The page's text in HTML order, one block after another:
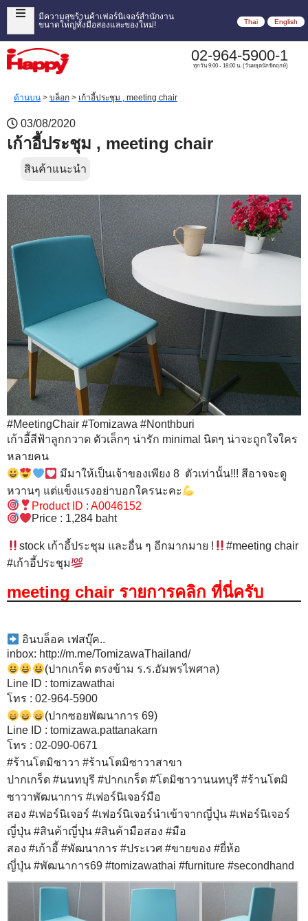
มีความสุขร้านค้าเฟอร์นิเจอร์สำนักงาน
ขนาดใหญ่ทั้งมือสองและของใหม่!
Thai English
02-964-5900-1
ทุกวัน 9:00 - 18:00 น. (วันหยุดนักขัตฤกษ์)
ด้านบน > บล็อก > เก้าอี้ประชุม , meeting chair
03/08/2020
เก้าอี้ประชุม , meeting chair
สินค้าแนะนำ
#MeetingChair #Tomizawa #Nonthburi
เก้าอี้สีฟ้าลูกกวาด ตัวเล็กๆ น่ารัก minimal นิดๆ น่าจะถูกใจใคร
หลายคน
มีมาให้เป็นเจ้าของเพียง 8 ตัวเท่านั้น!!! สีอาจจะดู
หวานๆ แต่แข็งแรงอย่าบอกใครนะคะ
Product ID : A0046152
Price : 1,284 baht
stock เก้าอี้ประชุม และอื่น ๆ อีกมากมาย !
#meeting chair
#เก้าอี้ประชุม
meeting chair รายการคลิก ที่นี่ครับ
อินบล็อค เฟสบุ๊ค..
inbox: http://m.me/TomizawaThailand/
(ปากเกร็ด ตรงข้าม ร.ร.อัมพรไพศาล)
Line ID : tomizawathai
โทร : 02-964-5900
(ปากซอยพัฒนาการ 69)
Line ID : tomizawa.pattanakarn
โทร : 02-090-0671
#ร้านโตมิซาวา #ร้านโตมิซาวาสาขา
ปากเกร็ด #นนทบุรี #ปากเกร็ด #โตมิซาวานนทบุรี #ร้านโตมิ
ซาวาพัฒนาการ #เฟอร์นิเจอร์มือ
สอง #เฟอร์นิเจอร์ #เฟอร์นิเจอร์นำเข้าจากญี่ปุ่น #เฟอร์นิเจอร์
ญี่ปุ่น #สินค้าญี่ปุ่น #สินค้ามือสอง #มือ
สอง #เก้าอี้ #พัฒนาการ #ประเวศ #ขายของ #ยี่ห้อ
ญี่ปุ่น #พัฒนาการ69 #tomizawathai #furniture #secondhand